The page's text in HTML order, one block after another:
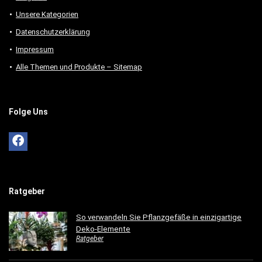
Unsere Kategorien
Datenschutzerklärung
Impressum
Alle Themen und Produkte – Sitemap
Folge Uns
Ratgeber
So verwandeln Sie Pflanzgefäße in einzigartige
Deko-Elemente
Ratgeber